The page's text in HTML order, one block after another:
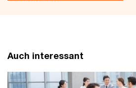
Auch interessant